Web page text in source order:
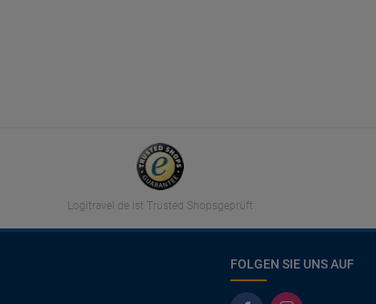
Logitravel.de ist Trusted Shopsgeprüft
FOLGEN SIE UNS AUF